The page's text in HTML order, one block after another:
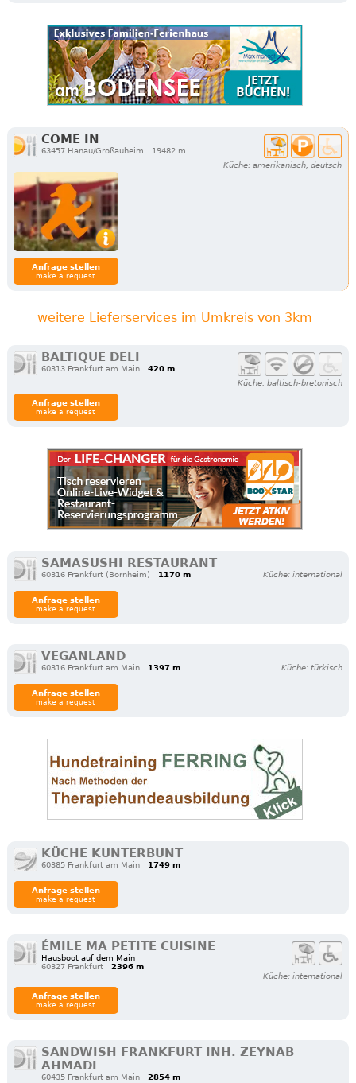
COME IN
63457 Hanau/Großauheim
19482 m
Küche: amerikanisch, deutsch
Anfrage stellen
make a request
weitere Lieferservices im Umkreis von 3km
BALTIQUE DELI
60313 Frankfurt am Main
420 m
Küche: baltisch-bretonisch
Anfrage stellen
make a request
SAMASUSHI RESTAURANT
60316 Frankfurt (Bornheim) 1170 m Küche: international
Anfrage stellen
make a request
VEGANLAND
60316 Frankfurt am Main 1397 m Küche: türkisch
Anfrage stellen
make a request
KÜCHE KUNTERBUNT
60385 Frankfurt am Main 1749 m
Anfrage stellen
make a request
ÉMILE MA PETITE CUISINE
Hausboot auf dem Main
60327 Frankfurt
2396 m
Küche: international
Anfrage stellen
make a request
SANDWISH FRANKFURT INH. ZEYNAB
AHMADI
60435 Frankfurt am Main 2854 m